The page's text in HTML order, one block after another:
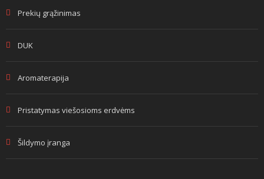
Prekių grąžinimas
DUK
Aromaterapija
Pristatymas viešosioms erdvėms
Šildymo įranga